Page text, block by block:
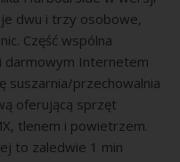
dwu i trzy osobowe,
Część wspólna
i darmowym Internetem
suszarnia/przechowalnia
oferującą sprzęt
tlenem i powietrzem.
to zaledwie 1 min